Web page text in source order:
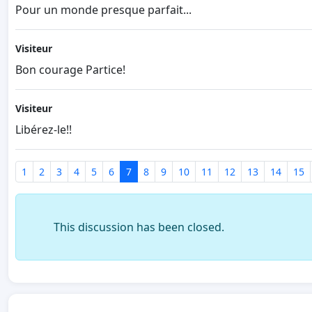
Pour un monde presque parfait...
Visiteur
Bon courage Partice!
Visiteur
Libérez-le!!
1 2 3 4 5 6 7 8 9 10 11 12 13 14 15
This discussion has been closed.